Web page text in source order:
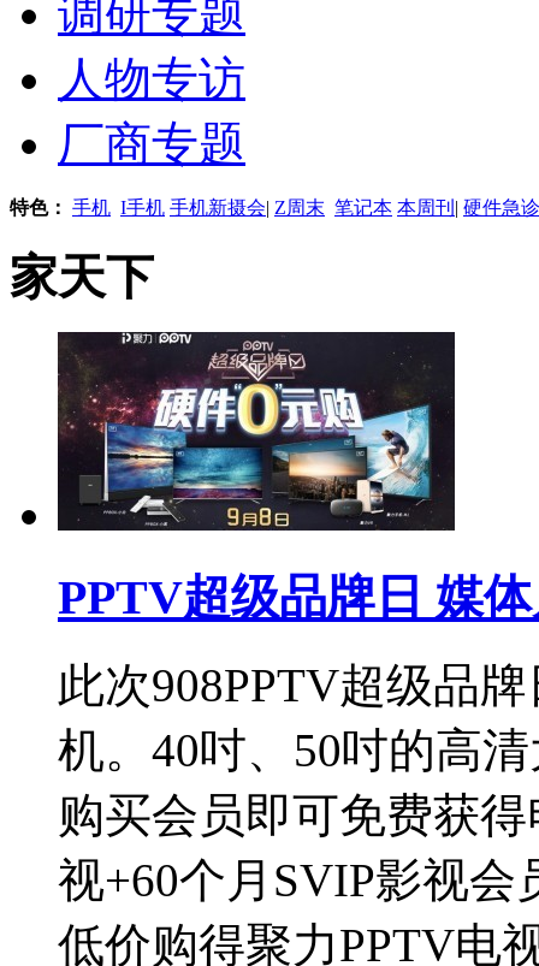
调研专题
人物专访
厂商专题
特色： 手机 I手机 手机新摄会| Z周末 笔记本 本周刊 | 硬件急
家天下
PPTV超级品牌日 媒
此次908PPTV超级品
机。40吋、50吋的高
购买会员即可免费获
视+60个月SVIP影视会
低价购得聚力PPTV电